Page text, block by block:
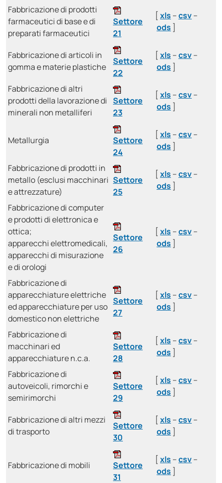
Fabbricazione di prodotti
farmaceutici di base e di
preparati farmaceutici
Settore
21
[xls –csv–
ods ]
Fabbricazione di articoli in
gomma e materie plastiche
Settore
22
[xls –csv–
ods ]
Fabbricazione di altri
prodotti della lavorazione di
minerali non metalliferi
Settore
23
[xls –csv–
ods ]
Metallurgia
Settore
24
[xls –csv–
ods ]
Fabbricazione di prodotti in
metallo (esclusi macchinari
e attrezzature)
Settore
25
[xls –csv–
ods ]
Fabbricazione di computer
e prodotti di elettronica e
ottica;
apparecchi elettromedicali,
apparecchi di misurazione
e di orologi
Settore
26
[xls –csv–
ods ]
Fabbricazione di
apparecchiature elettriche
ed apparecchiature per uso
domestico non elettriche
Settore
27
[xls –csv–
ods ]
Fabbricazione di
macchinari ed
apparecchiature n.c.a.
Settore
28
[xls –csv–
ods ]
Fabbricazione di
autoveicoli, rimorchi e
semirimorchi
Settore
29
[xls –csv–
ods ]
Fabbricazione di altri mezzi
di trasporto
Settore
30
[xls –csv–
ods ]
Fabbricazione di mobili
Settore
31
[xls –csv–
ods ]